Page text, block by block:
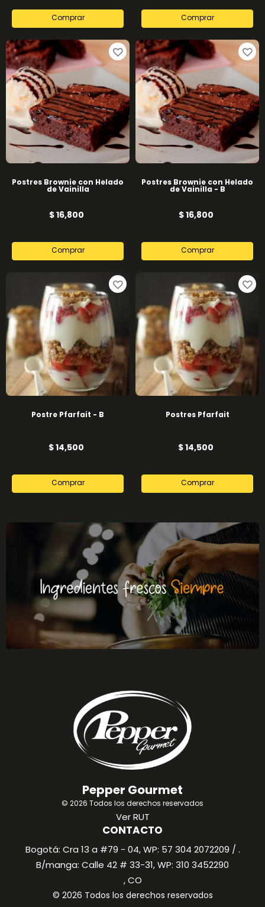
Comprar Comprar
Postres Brownie con Helado
de Vainilla
$ 16,800
Comprar
Postres Brownie con Helado
de Vainilla - B
$ 16,800
Comprar
Postre Pfarfait - B
$ 14,500
Comprar
Postres Pfarfait
$ 14,500
Comprar
Pepper Gourmet
© 2026 Todos los derechos reservados
Ver RUT
CONTACTO
Bogotá: Cra 13 a #79 - 04, WP: 57 304 2072209 / .
B/manga: Calle 42 # 33-31, WP: 310 3452290
, CO
© 2026 Todos los derechos reservados